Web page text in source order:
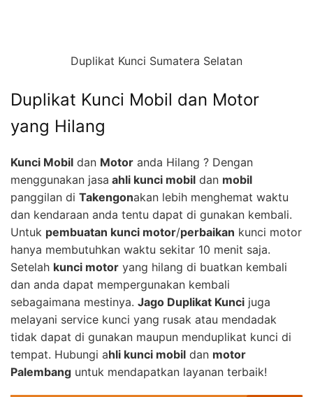
Duplikat Kunci Sumatera Selatan
Duplikat Kunci Mobil dan Motor
yang Hilang
Kunci Mobil dan Motor anda Hilang ? Dengan
menggunakan jasa ahli kunci mobil dan mobil
panggilan di Takengonakan lebih menghemat waktu
dan kendaraan anda tentu dapat di gunakan kembali.
Untuk pembuatan kunci motor/perbaikan kunci motor
hanya membutuhkan waktu sekitar 10 menit saja.
Setelah kunci motor yang hilang di buatkan kembali
dan anda dapat mempergunakan kembali
sebagaimana mestinya. Jago Duplikat Kunci juga
melayani service kunci yang rusak atau mendadak
tidak dapat di gunakan maupun menduplikat kunci di
tempat. Hubungi ahli kunci mobil dan motor
Palembang untuk mendapatkan layanan terbaik!